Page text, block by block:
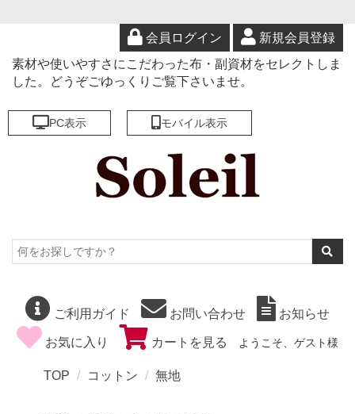
会員ログイン
新規会員登録
素材や使いやすさにこだわった布・副資材をセレクトしま
した。どうぞごゆっくりご覧下さいませ。
PC表示 モバイル表示
ご利用ガイド お問い合わせ お知らせ
お気に入り カートを見る ようこそ、ゲスト様
TOP コットン 無地